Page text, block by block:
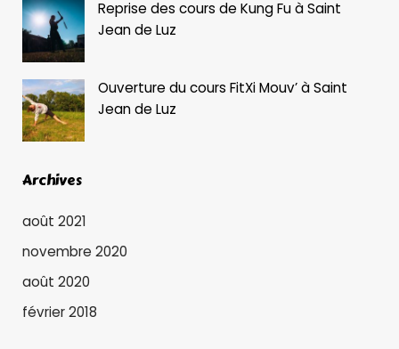
Reprise des cours de Kung Fu à Saint
Jean de Luz
Ouverture du cours FitXi Mouv’ à Saint
Jean de Luz
Archives
août 2021
novembre 2020
août 2020
février 2018